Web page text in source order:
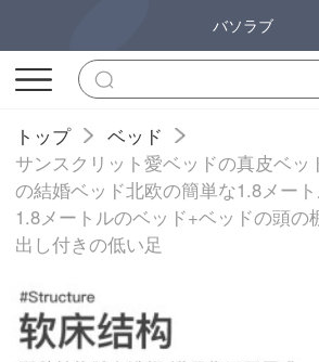
バソラブ
トップ
ベッド
サンスクリット愛ベッドの真皮ベッ
の結婚ベッド北欧の簡単な1.8メー
1.8メートルのベッド+ベッドの頭の
出し付きの低い足